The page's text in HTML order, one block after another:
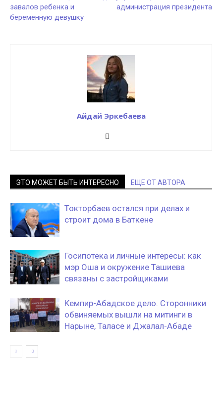
завалов ребенка и
беременную девушку
администрация президента
Айдай Эркебаева
ЭТО МОЖЕТ БЫТЬ ИНТЕРЕСНО ЕЩЕ ОТ АВТОРА
Токторбаев остался при делах и
строит дома в Баткене
Госипотека и личные интересы: как
мэр Оша и окружение Ташиева
связаны с застройщиками
Кемпир-Абадское дело. Сторонники
обвиняемых вышли на митинги в
Нарыне, Таласе и Джалал-Абаде